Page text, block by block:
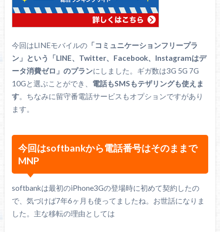
今回はLINEモバイルの「コミュニケーションフリープラ
ン」という「LINE、Twitter、Facebook、Instagramはデ
ータ消費ゼロ」のプランにしました。ギガ数は3G 5G 7G
10Gと選ぶことができ、 電話もSMSもテザリングも使えま
す。ちなみに留守番電話サービスもオプションですがあり
ます。
今回はsoftbankから電話番号はそのままで
MNP
softbankは最初のiPhone3Gの登場時に初めて契約したの
で、気づけば7年6ヶ月も使ってましたね。お世話になりま
した。主な移転の理由としては